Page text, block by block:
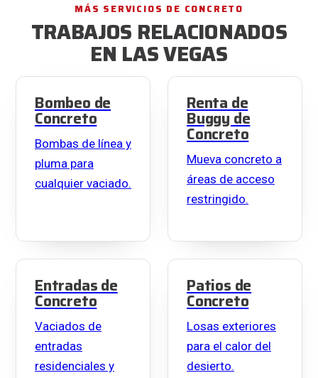
MÁS SERVICIOS DE CONCRETO
TRABAJOS RELACIONADOS
EN LAS VEGAS
Bombeo de
Concreto
Bombas de línea y
pluma para
cualquier vaciado.
Renta de
Buggy de
Concreto
Mueva concreto a
áreas de acceso
restringido.
Entradas de
Concreto
Vaciados de
entradas
residenciales y
Patios de
Concreto
Losas exteriores
para el calor del
desierto.